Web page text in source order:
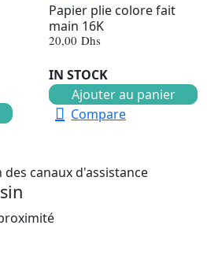
Papier plie colore fait
main 16K
20,00 Dhs
IN STOCK
Ajouter au panier
Compare
canaux d'assistance